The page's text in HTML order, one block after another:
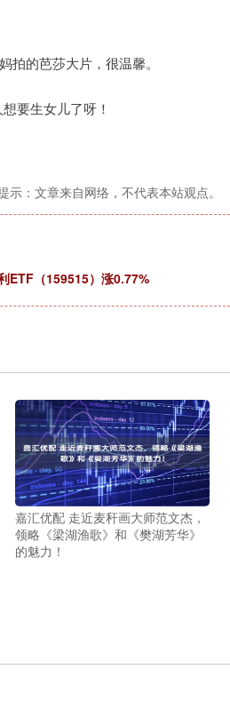
拍的芭莎大片，很温馨。
要生女儿了呀！
示：文章来自网络，不代表本站观点。
ETF（159515）涨0.77%
嘉汇优配 走近麦秆画大师范文杰，
领略《梁湖渔歌》和《樊湖芳华》
的魅力！